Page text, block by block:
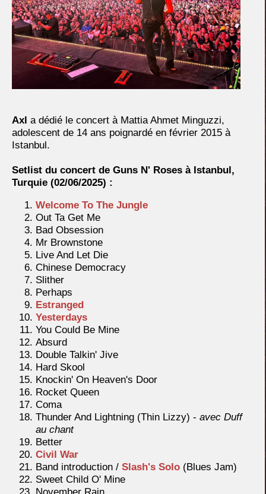
Axl a dédié le concert à Mattia Ahmet Minguzzi,
adolescent de 14 ans poignardé en février 2015 à
Istanbul.
Setlist du concert de Guns N' Roses à Istanbul,
Turquie (02/06/2025) :
Welcome To The Jungle
Out Ta Get Me
Bad Obsession
Mr Brownstone
Live And Let Die
Chinese Democracy
Slither
Perhaps
Estranged
Yesterdays
You Could Be Mine
Absurd
Double Talkin' Jive
Hard Skool
Knockin' On Heaven's Door
Rocket Queen
Coma
Thunder And Lightning (Thin Lizzy) - avec Duff
au chant
Better
Civil War
Band introduction / Slash's Solo (Blues Jam)
Sweet Child O' Mine